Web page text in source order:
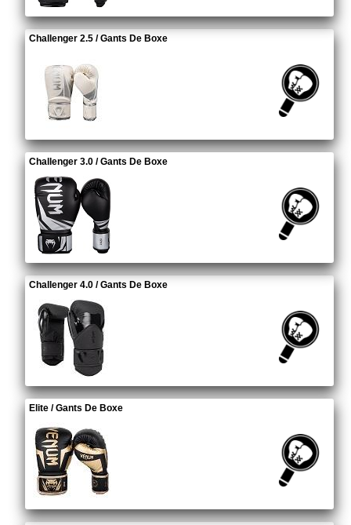
Challenger 2.5 / Gants De Boxe
Challenger 3.0 / Gants De Boxe
Challenger 4.0 / Gants De Boxe
Elite / Gants De Boxe